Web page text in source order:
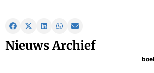
Nieuws Archief